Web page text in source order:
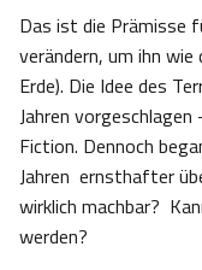
Das ist die Prämisse
verändern, um ihn
Erde). Die Idee des
Jahren vorgeschlagen
Fiction. Dennoch
Jahren ernsthafter
wirklich machbar?
werden?